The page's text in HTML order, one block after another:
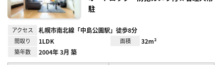
駐
アクセス 札幌市南北線「中島公園駅」徒歩8分
間取り 1LDK 面積 32m²
築年数 2004年 3月 築